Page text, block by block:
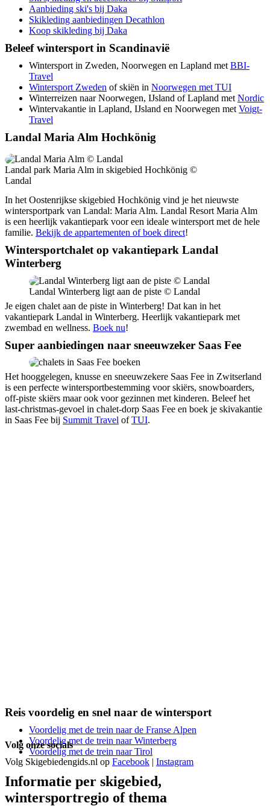
Aanbieding ski's bij Daka
Skikleding aanbiedingen Decathlon
Koop skikleding bij Daka
Beleef wintersport in Scandinavië
Wintersport in Zweden, Noorwegen en Lapland met BBI-
Travel
Wintersport Zweden of skiën in Noorwegen met TUI
Winterreizen naar Noorwegen, IJsland of Lapland met Nordic
Wintervakantie in Lapland, IJsland en Noorwegen met Voigt-
Travel
Landal Maria Alm Hochkönig
Landal park Maria Alm in skigebied Hochkönig ©
Landal
In het Oostenrijkse skigebied Hochkönig vind je het nieuwste
wintersportpark van Landal: Maria Alm. Landal Resort Maria Alm
is een heerlijk vakantiepark voor een ideale wintersport met de hele
familie. Bekijk de appartementen of boek direct!
Wintersportchalet op vakantiepark Landal
Winterberg
Landal Winterberg ligt aan de piste © Landal
Je eigen chalet aan de piste in Winterberg! Dat kan in het
vakantiepark Landal in Winterberg. Heerlijk vakantiepark met
zwembad en wellness. Boek nu!
Super aanbiedingen naar sneeuwzeker Saas Fee
Het hooggelegen, knusse en sneeuwzekere Saas Fee in Zwitserland
is een perfecte wintersportbestemming voor skiërs, snowboarders,
off-piste skiërs maar ook voor gezinnen met kinderen. Beleef het
last-christmas-gevoel in chalet-dorp Saas Fee en boek je skivakantie
in Saas Fee bij Summit Travel ofTUI.
Reis voordelig en snel naar de wintersport
Voordelig met de trein naar de Franse Alpen
Voordelig met de trein naar Winterberg
Voordelig met de trein naar Tirol
Volg onze socials
Volg Skigebiedengids.nl op Facebook | Instagram
Informatie per skigebied,
wintersportregio of thema